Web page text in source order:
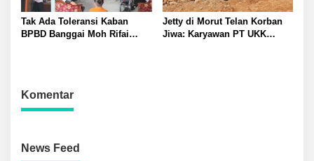
Tak Ada Toleransi Kaban
BPBD Banggai Moh Rifai
Jetty di Morut Telan Korban
Jiwa: Karyawan PT UKK
Komentar
News Feed